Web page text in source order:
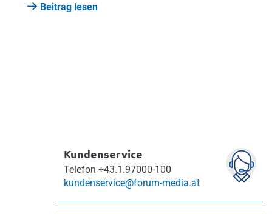
Beitrag lesen
Kundenservice
Telefon +43.1.97000-100
kundenservice@forum-media.at